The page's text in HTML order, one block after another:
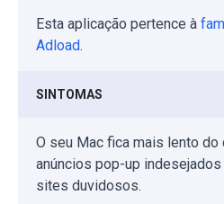
Esta aplicação pertence à
Adload.
SINTOMAS
O seu Mac fica mais lento do
anúncios pop-up
sites duvidosos.